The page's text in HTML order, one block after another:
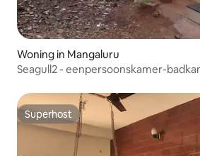
Woning in Mangaluru
Seagull2 - eenpersoonskamer-
Superhost
Superhost